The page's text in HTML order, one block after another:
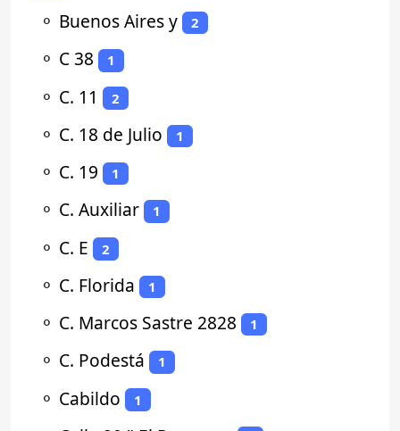
⚬ Buenos Aires y 2
⚬ C 38 1
⚬ C. 11 2
⚬ C. 18 de Julio 1
⚬ C. 19 1
⚬ C. Auxiliar 1
⚬ C. E 2
⚬ C. Florida 1
⚬ C. Marcos Sastre 2828 1
⚬ C. Podestá 1
⚬ Cabildo 1